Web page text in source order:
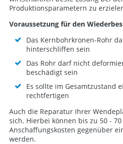
Produktionsparametern zu
Voraussetzung für den
Das Kernbohrkronen-Rohr
hinterschliffen sein
Das Rohr darf nicht
beschädigt sein
Es sollte im Gesamtzustand
rechtfertigen
Auch die Reparatur Ihrer
sich. Hierbei können bis zu 50 -
Anschaffungskosten gegenüber
werden.